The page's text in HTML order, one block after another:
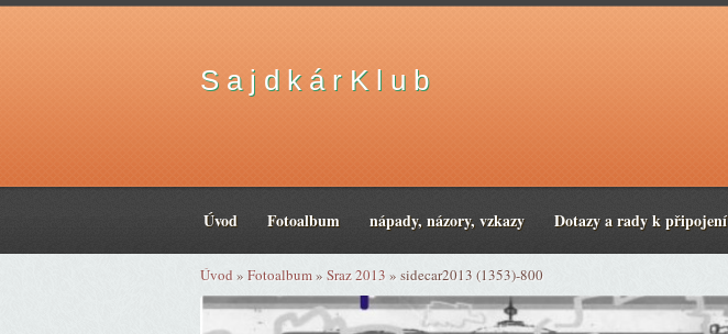
S a j d k á r K l u b
Úvod Fotoalbum nápady, názory, vzkazy Dotazy a rady k připojení
Úvod » Fotoalbum» Sraz 2013 » sidecar2013 (1353)-800